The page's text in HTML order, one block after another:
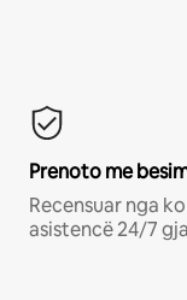
Prenoto me
Recensuar nga
asistencë 24/7